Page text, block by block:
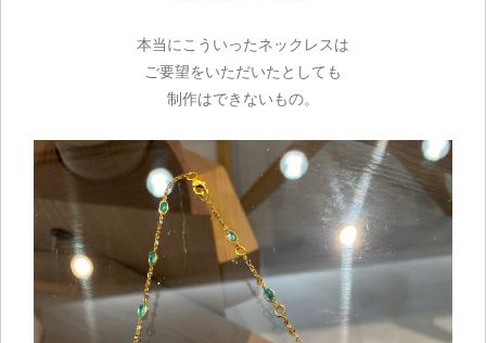
本当にこういったネックレスは
ご要望をいただいたとしても
制作はできないもの。
お買い物を続ける